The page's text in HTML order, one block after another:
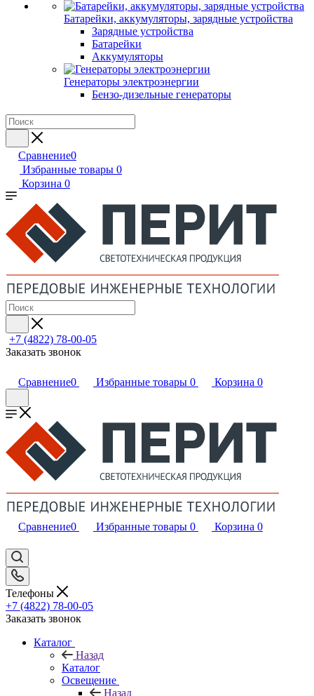
Батарейки, аккумуляторы, зарядные устройства
Зарядные устройства
Батарейки
Аккумуляторы
Генераторы электроэнергии
Бензо-дизельные генераторы
Сравнение0
Избранные товары 0
Корзина 0
+7 (4822) 78-00-05
Заказать звонок
Сравнение0 Избранные товары 0 Корзина 0
Сравнение0 Избранные товары 0 Корзина 0
Телефоны
+7 (4822) 78-00-05
Заказать звонок
Каталог
Назад
Каталог
Освещение
Назад